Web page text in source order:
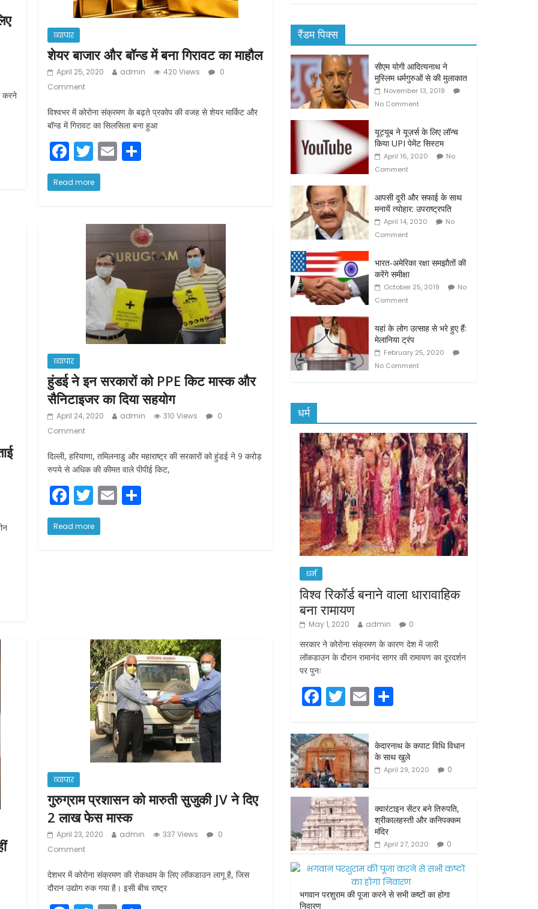
करने
व्यापार
शेयर बाजार और बॉन्ड में बना गिरावट का माहौल
April 25, 2020 admin 420 Views
0
Comment
विश्वभर में कोरोना संक्रमण के बढ़ते प्रकोप की वजह से शेयर मार्किट और
बॉन्ड में गिरावट का सिलसिला बना हुआ
F
a
c
T
w
itt
E
m
Read more
व्यापार
हुंडई ने इन सरकारों को PPE किट मास्क और
सैनिटाइजर का दिया सहयोग
April 24, 2020 admin 310 Views
0
Comment
दिल्ली, हरियाणा, तमिलनाडु और महाराष्ट्र की सरकारों को हुंडई ने 9 करोड़
रुपये से अधिक की कीमत वाले पीपीई किट,
F
a
c
T
w
itt
E
m
Read more
व्यापार
गुरुग्राम प्रशासन को मारुती सुजुकी JV ने दिए
2 लाख फेस मास्क
April 23, 2020 admin 337 Views
0
Comment
देशभर में कोरोना संक्रमण की रोकथाम के लिए लॉकडाउन लागू है, जिस
दौरान उद्योग रुक गया है। इसी बीच राष्ट्र
रैंडम पिक्स
सीएम योगी आदित्यनाथ ने
मुस्लिम धर्मगुरुओं से की मुलाकात
November 13, 2019
No Comment
यूट्यूब ने यूज़र्स के लिए लॉन्च
किया UPI पेमेंट सिस्टम
April 16, 2020
No
Comment
आपसी दूरी और सफाई के साथ
मनायें त्योहार: उपराष्ट्रपति
April 14, 2020
No
Comment
भारत-अमेरिका रक्षा समझौतों की
करेंगे समीक्षा
October 25, 2019
No
Comment
यहां के लोग उत्साह से भरे हुए हैं:
मेलानिया ट्रंप
February 25, 2020
No Comment
धर्म
धर्म
विश्व रिकॉर्ड बनाने वाला धारावाहिक
बना रामायण
May 1, 2020 admin 0
सरकार ने कोरोना संक्रमण के कारण देश में जारी
लॉकडाउन के दौरान रामानंद सागर की रामायण का दूरदर्शन
पर पुनः
F
a
c
e
b
o
o
k
T
w
itt
er
E
m
ai ar
e
केदारनाथ के कपाट विधि विधान
के साथ खुले
April 29, 2020 0
क्वारंटाइन सेंटर बने तिरुपति,
श्रीकालहस्ती और कनिपक्कम
मंदिर
April 27, 2020 0
भगवान परशुराम की पूजा करने से सभी कष्टों का होगा
निवारण